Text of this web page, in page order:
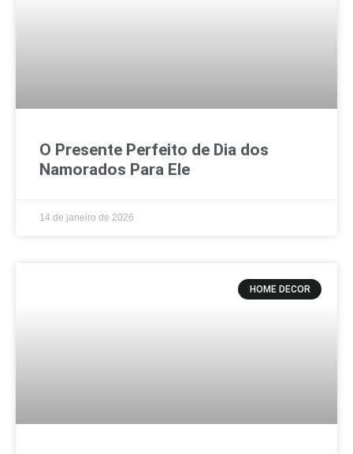
O Presente Perfeito de Dia dos
Namorados Para Ele
14 de janeiro de 2026
HOME DECOR